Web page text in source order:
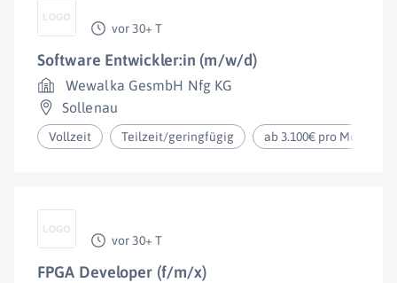
vor 30+ T
Software Entwickler:in (m/w/d)
Wewalka GesmbH Nfg KG
Sollenau
Vollzeit Teilzeit/geringfügig ab 3.100€ pro Monat
vor 30+ T
FPGA Developer (f/m/x)